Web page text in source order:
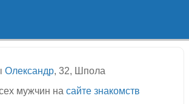
Олександр, 32, Шпола
мужчин на сайте знакомств